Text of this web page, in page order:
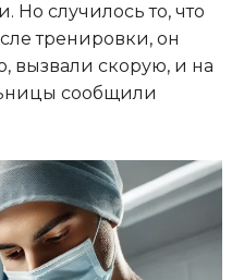
Но случилось то, что
тренировки, он
вызвали скорую, и на
сообщили